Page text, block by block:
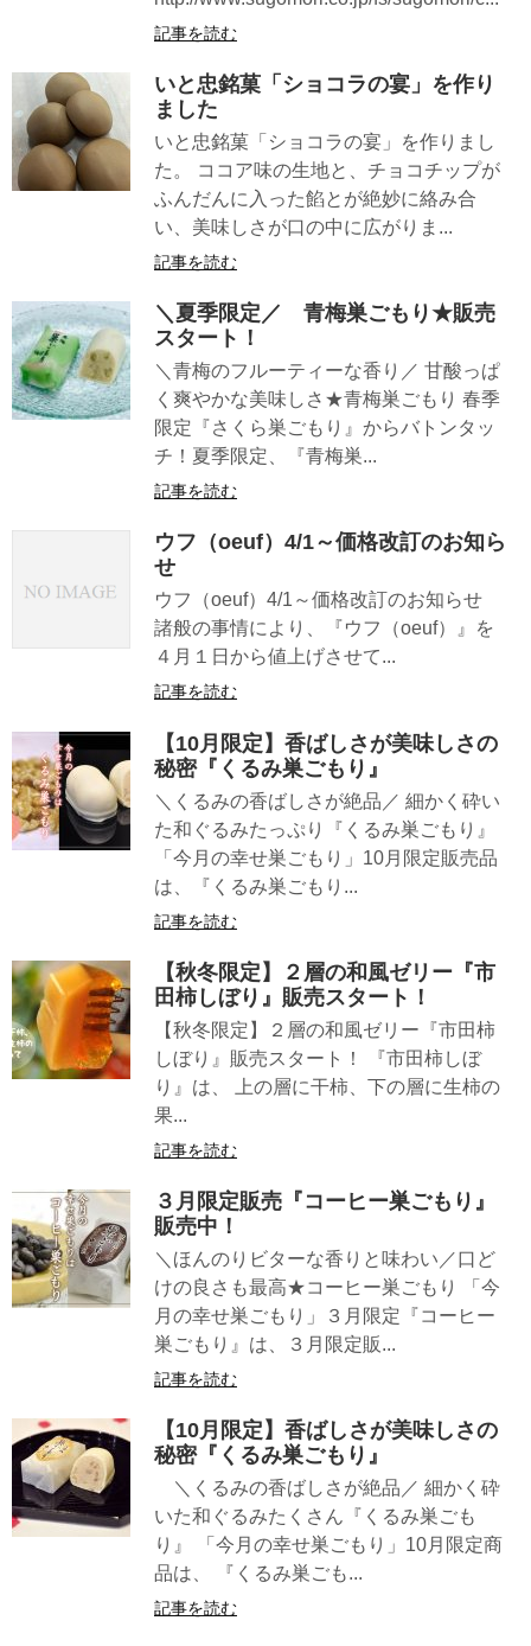
記事を読む
いと忠銘菓「ショコラの宴」を作り
ました
いと忠銘菓「ショコラの宴」を作りまし
た。 ココア味の生地と、チョコチップが
ふんだんに入った餡とが絶妙に絡み合
い、美味しさが口の中に広がりま...
記事を読む
＼夏季限定／ 青梅巣ごもり★販売
スタート！
＼青梅のフルーティーな香り／ 甘酸っぱ
く爽やかな美味しさ★青梅巣ごもり 春季
限定『さくら巣ごもり』からバトンタッ
チ！夏季限定、『青梅巣...
記事を読む
ウフ（oeuf）4/1～価格改訂のお知ら
せ
ウフ（oeuf）4/1～価格改訂のお知らせ
諸般の事情により、『ウフ（oeuf）』を
４月１日から値上げさせて...
記事を読む
【10月限定】香ばしさが美味しさの
秘密『くるみ巣ごもり』
＼くるみの香ばしさが絶品／ 細かく砕い
た和ぐるみたっぷり『くるみ巣ごもり』
「今月の幸せ巣ごもり」10月限定販売品
は、『くるみ巣ごもり...
記事を読む
【秋冬限定】２層の和風ゼリー『市
田柿しぼり』販売スタート！
【秋冬限定】２層の和風ゼリー『市田柿
しぼり』販売スタート！ 『市田柿しぼ
り』は、 上の層に干柿、下の層に生柿の
果...
記事を読む
３月限定販売『コーヒー巣ごもり』
販売中！
＼ほんのりビターな香りと味わい／口ど
けの良さも最高★コーヒー巣ごもり 「今
月の幸せ巣ごもり」３月限定『コーヒー
巣ごもり』は、３月限定販...
記事を読む
【10月限定】香ばしさが美味しさの
秘密『くるみ巣ごもり』
＼くるみの香ばしさが絶品／ 細かく砕
いた和ぐるみたくさん『くるみ巣ごも
り』 「今月の幸せ巣ごもり」10月限定商
品は、 『くるみ巣ごも...
記事を読む